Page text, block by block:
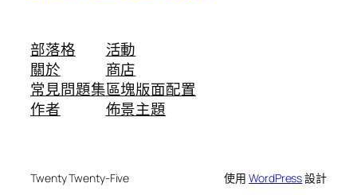
部落格
關於
常見問題集
作者
活動
商店
區塊版面配置
佈景主題
Twenty Twenty-Five 使用WordPress設計